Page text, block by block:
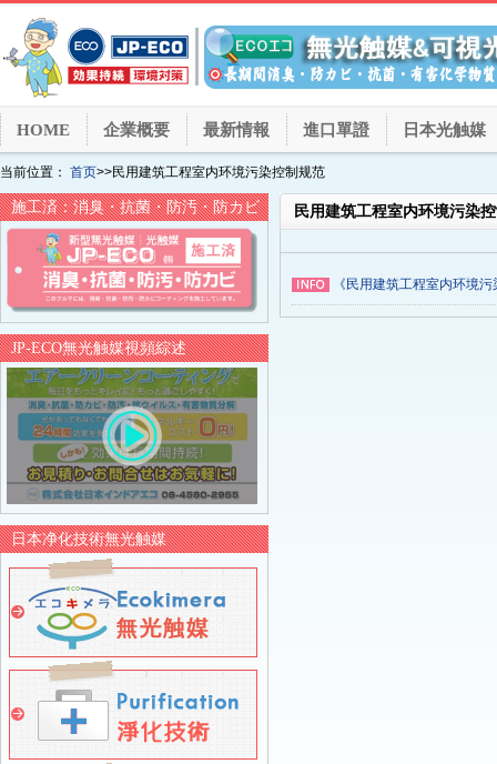
HOME 企業概要 最新情報 進口單證 日本光触媒
当前位置： 首页>>民用建筑工程室内环境污染控制规范
民用建筑工程室内环境污染
《民用建筑工程室内环境
施工済：消臭・抗菌・防汚・防カビ
JP-ECO無光触媒視頻綜述
日本净化技術無光触媒